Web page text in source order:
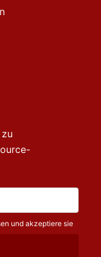
und akzeptiere sie